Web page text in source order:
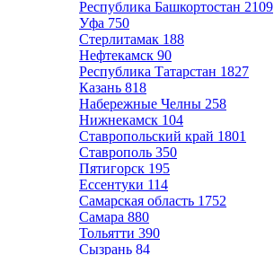
Республика Башкортостан 2109
Уфа 750
Стерлитамак 188
Нефтекамск 90
Республика Татарстан 1827
Казань 818
Набережные Челны 258
Нижнекамск 104
Ставропольский край 1801
Ставрополь 350
Пятигорск 195
Ессентуки 114
Самарская область 1752
Самара 880
Тольятти 390
Сызрань 84